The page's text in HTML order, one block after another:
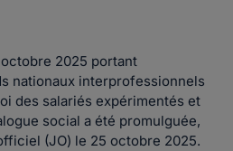
2025 portant
nationaux interprofessionnels
des salariés expérimentés et
social a été promulguée,
(JO) le 25 octobre 2025.